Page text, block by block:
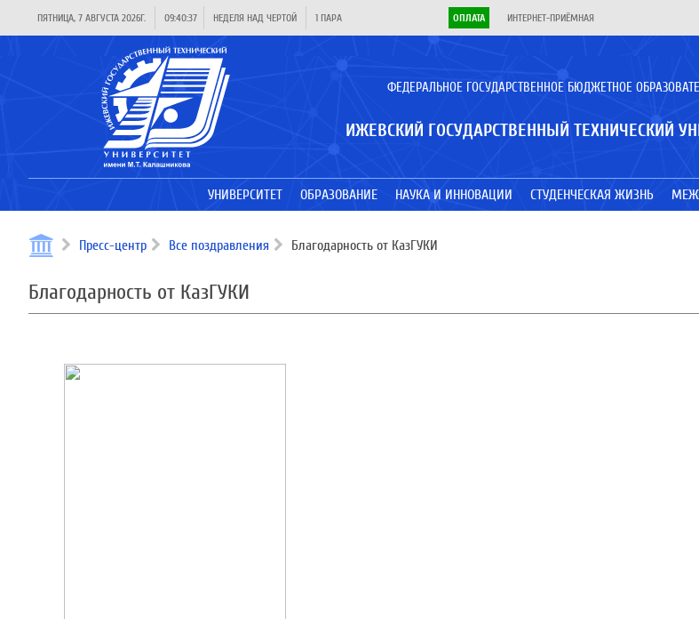
ПЯТНИЦА, 7 АВГУСТА 2026Г. 09:40:38 НЕДЕЛЯ НАД ЧЕРТОЙ 1 ПАРА ОПЛАТА ИНТЕРНЕТ-ПРИЁМНАЯ
ФЕДЕРАЛЬНОЕ ГОСУДАРСТВЕННОЕ БЮДЖЕТНОЕ
ИЖЕВСКИЙ ГОСУДАРСТВЕННЫЙ ТЕХНИЧЕСКИЙ
УНИВЕРСИТЕТ ОБРАЗОВАНИЕ НАУКА И ИННОВАЦИИ СТУДЕНЧЕСКАЯ ЖИЗНЬ
Пресс-центр Все поздравления Благодарность от КазГУКИ
Благодарность от КазГУКИ